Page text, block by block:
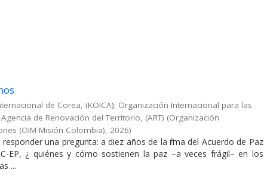
de Corea, (KOICA); Organización Internacional para las
de Renovación del Territorio, (ART) (Organización
(OIM-Misión Colombia), 2026)
una pregunta: a diez años de la firma del Acuerdo de Paz
EP, ¿ quiénes y cómo sostienen la paz –a veces frágil– en los
...